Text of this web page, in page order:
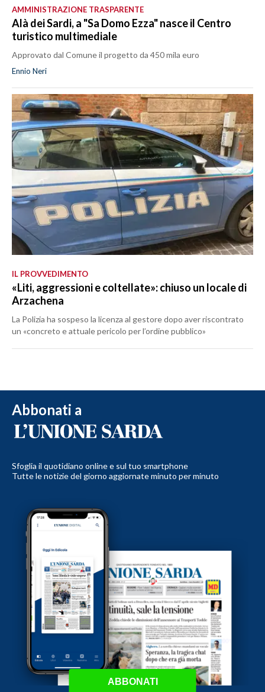
AMMINISTRAZIONE TRASPARENTE
Alà dei Sardi, a "Sa Domo Ezza" nasce il Centro
turistico multimediale
Approvato dal Comune il progetto da 450 mila euro
Ennio Neri
IL PROVVEDIMENTO
«Liti, aggressioni e coltellate»: chiuso un locale di
Arzachena
La Polizia ha sospeso la licenza al gestore dopo aver riscontrato
un «concreto e attuale pericolo per l’ordine pubblico»
Abbonati a
Sfoglia il quotidiano online e sul tuo smartphone
Tutte le notizie del giorno aggiornate minuto per minuto
ABBONATI